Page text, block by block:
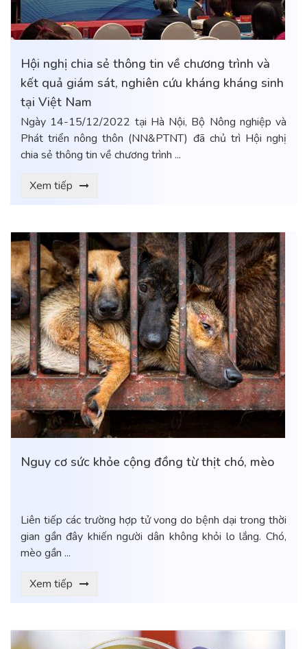
Hội nghị chia sẻ thông tin về chương trình và
kết quả giám sát, nghiên cứu kháng kháng sinh
tại Việt Nam
Ngày 14-15/12/2022 tại Hà Nội, Bộ Nông nghiệp và
Phát triển nông thôn (NN&PTNT) đã chủ trì Hội nghị
chia sẻ thông tin về chương trình ...
Xem tiếp
Nguy cơ sức khỏe cộng đồng từ thịt chó, mèo
Liên tiếp các trường hợp tử vong do bệnh dại trong thời
gian gần đây khiến người dân không khỏi lo lắng. Chó,
mèo gần ...
Xem tiếp